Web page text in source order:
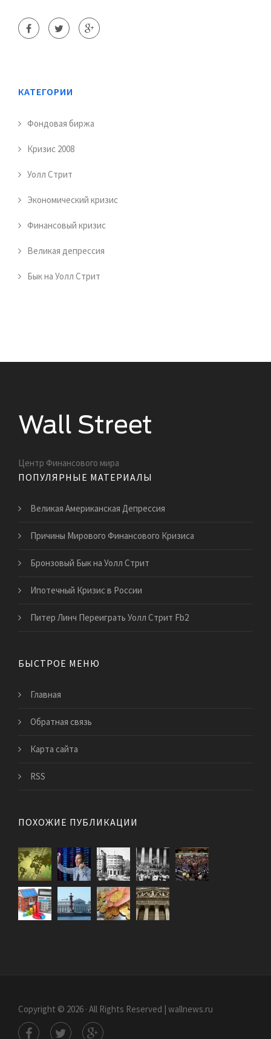
КАТЕГОРИИ
Фондовая биржа
Кризис 2008
Уолл Стрит
Экономический кризис
Финансовый кризис
Великая депрессия
Бык на Уолл Стрит
Центр Финансового мира
ПОПУЛЯРНЫЕ МАТЕРИАЛЫ
Великая Американская Депрессия
Причины Мирового Финансового Кризиса
Бронзовый Бык на Уолл Стрит
Ипотечный Кризис в России
Питер Линч Переиграть Уолл Стрит Fb2
БЫСТРОЕ МЕНЮ
Главная
Обратная связь
Карта сайта
RSS
ПОХОЖИЕ ПУБЛИКАЦИИ
Copyright © 2026 · All Rights Reserved | wallnews.ru